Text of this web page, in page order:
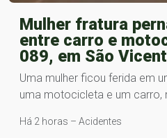
Mulher fratura
entre carro e
089, em São
Uma mulher ficou ferida em
uma motocicleta e um carro,
Há 2 horas – Acidentes